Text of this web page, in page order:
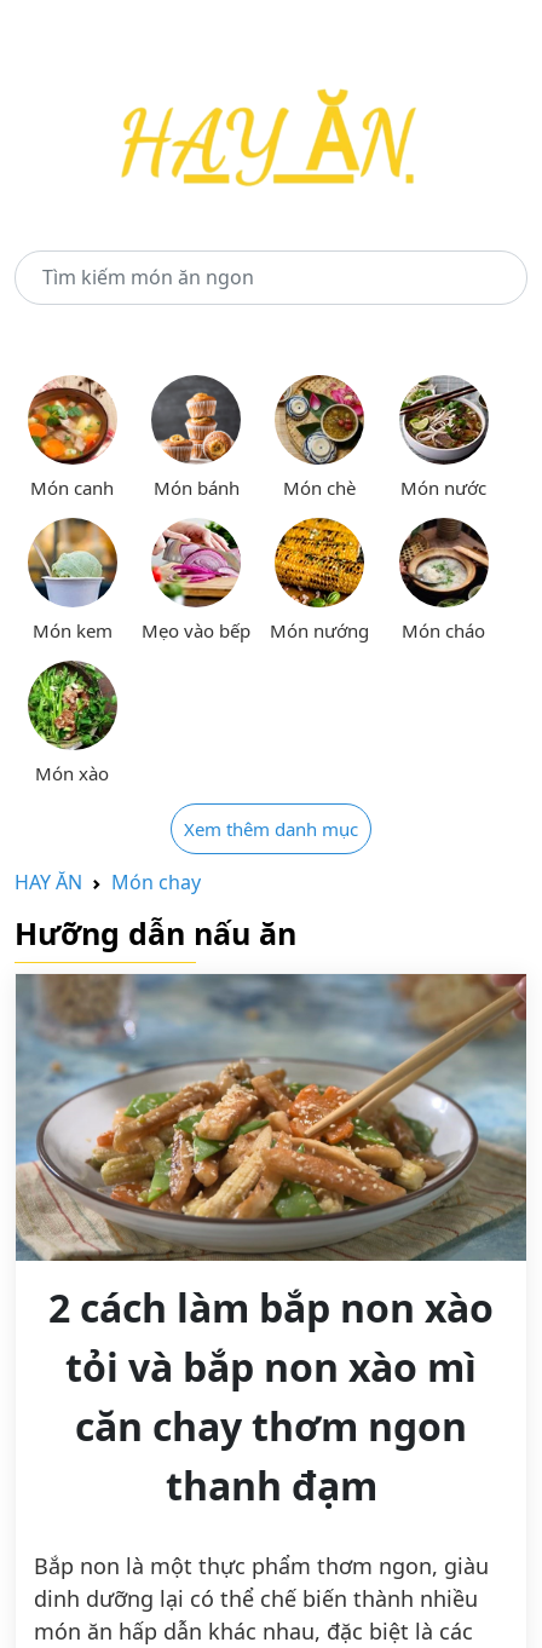
Món canh Món bánh Món chè Món nước
Món kem Mẹo vào bếp Món nướng Món cháo
Món xào
Xem thêm danh mục
HAY ĂN Món chay
Hưỡng dẫn nấu ăn
2 cách làm bắp non xào
tỏi và bắp non xào mì
căn chay thơm ngon
thanh đạm
Bắp non là một thực phẩm thơm ngon, giàu
dinh dưỡng lại có thể chế biến thành nhiều
món ăn hấp dẫn khác nhau, đặc biệt là các